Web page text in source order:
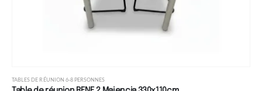
TABLES DE RÉUNION 6-8 PERSONNES